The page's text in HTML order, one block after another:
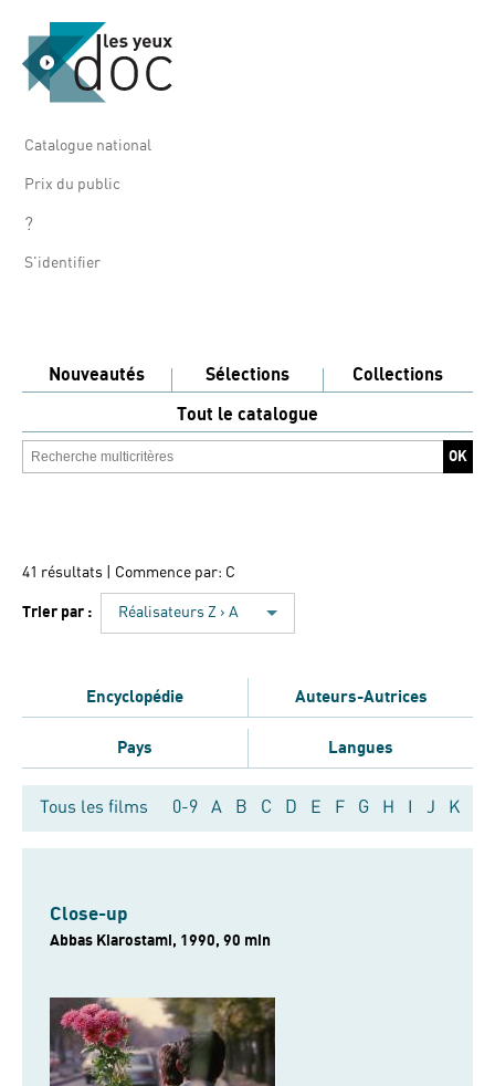
Catalogue national
Prix du public
?
S'identifier
Nouveautés Sélections
Collections
Tout le catalogue
41 résultats | Commence par: C
Trier par : Réalisateurs Z › A
Encyclopédie Auteurs-Autrices
Pays Langues
Tous les films 0-9 A B C D E F G H J K
Close-up
Abbas Kiarostami, 1990, 90 min